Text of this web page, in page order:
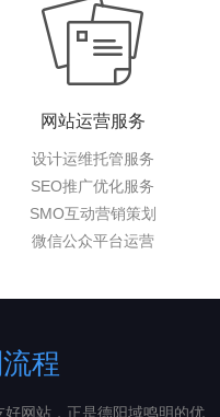
网站运营服务
设计运维托管服务
SEO推广优化服务
SMO互动营销策划
微信公众平台运营
程
网站，正是德阳域鸣明的优